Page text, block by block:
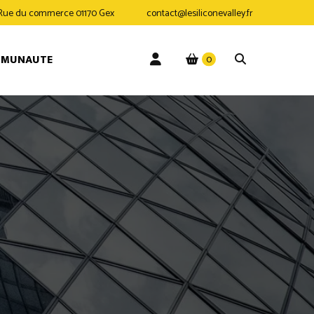
du commerce 01170 Gex contact@lesiliconevalley.fr
0